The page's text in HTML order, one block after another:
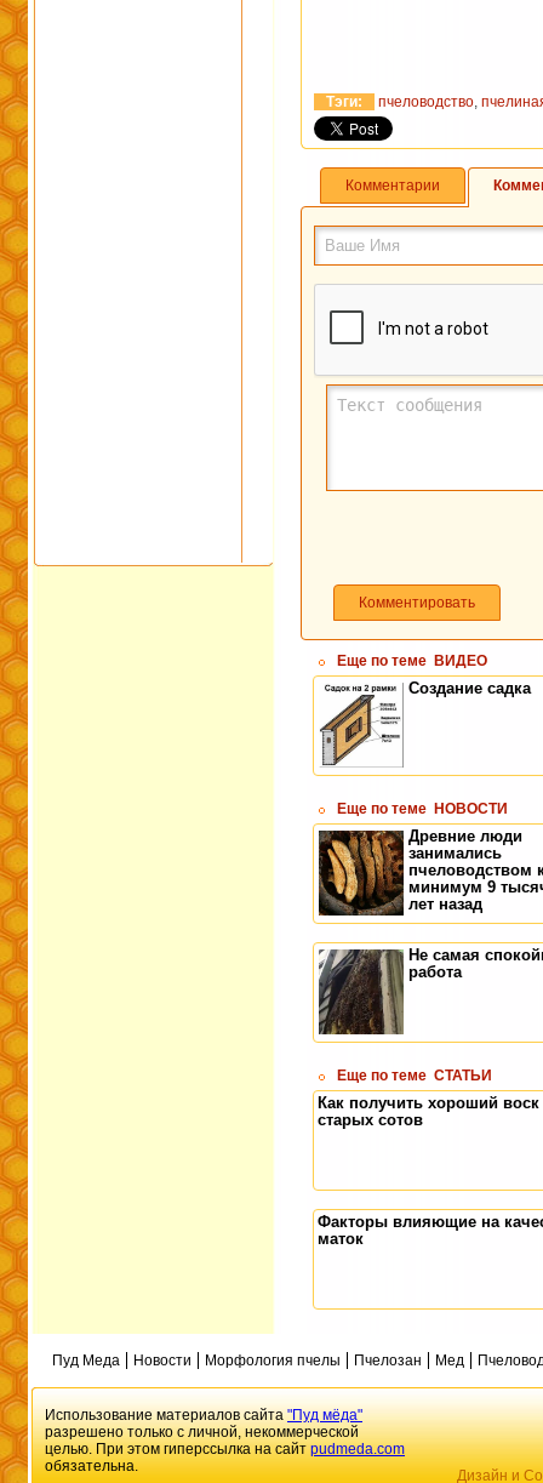
Тэги: пчеловодство,
Комментарии
Комментировать
Еще по теме ВИДЕО
Создание садка
Еще по теме НОВОСТИ
Древние люди
занимались
пчеловодством
минимум 9
лет назад
Не самая
работа
Еще по теме СТАТЬИ
Как получить хороший воск
старых сотов
Факторы влияющие на
маток
Пуд Меда Новости Морфология пчелы Пчелозан Мед
Использование материалов сайта"Пуд мёда"
разрешено только с личной, некоммерческой
целью. При этом гиперссылка на сайтpudmeda.com
обязательна.
Дизайн и